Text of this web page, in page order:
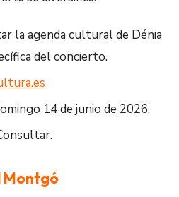
la agenda cultural de Dénia
del concierto.
14 de junio de 2026.
Montgó